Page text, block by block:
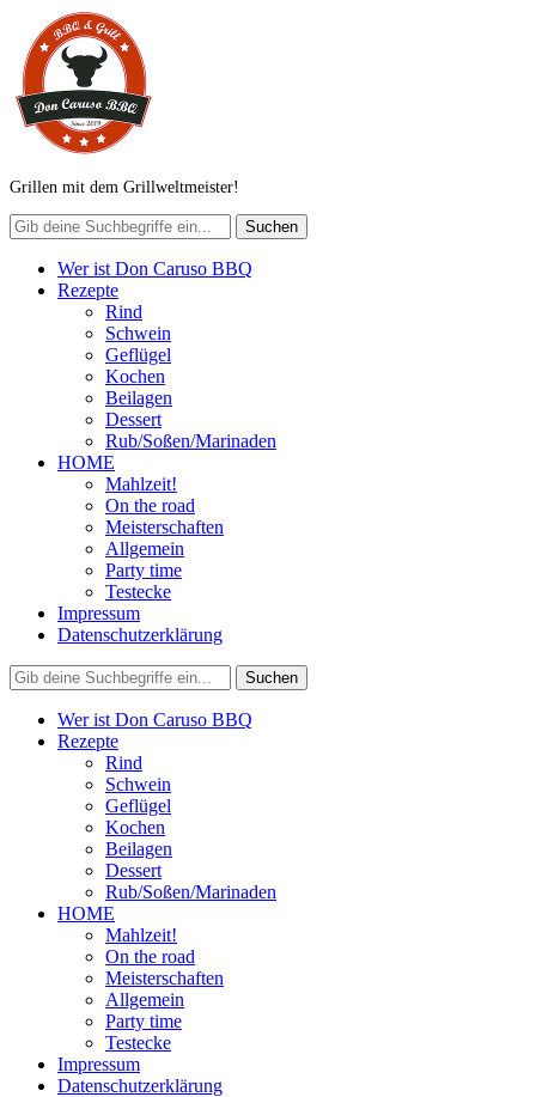
Grillen mit dem Grillweltmeister!
Wer ist Don Caruso BBQ
Rezepte
Rind
Schwein
Geflügel
Kochen
Beilagen
Dessert
Rub/Soßen/Marinaden
HOME
Mahlzeit!
On the road
Meisterschaften
Allgemein
Party time
Testecke
Impressum
Datenschutzerklärung
Wer ist Don Caruso BBQ
Rezepte
Rind
Schwein
Geflügel
Kochen
Beilagen
Dessert
Rub/Soßen/Marinaden
HOME
Mahlzeit!
On the road
Meisterschaften
Allgemein
Party time
Testecke
Impressum
Datenschutzerklärung